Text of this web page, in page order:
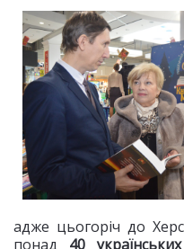
адже цьогоріч до
понад 40